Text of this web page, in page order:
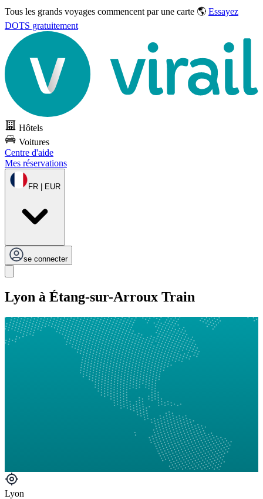
Tous les grands voyages commencent par une carte 🌎 Essayez
DOTS gratuitement
Hôtels
Voitures
Centre d'aide
Mes réservations
FR | EUR
se connecter
Lyon à Étang-sur-Arroux Train
Lyon